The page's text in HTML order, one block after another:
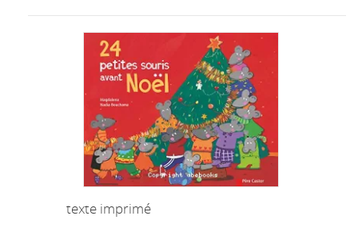
texte imprimé